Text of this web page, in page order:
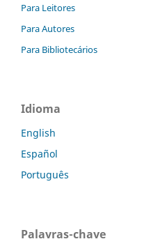
Para Leitores
Para Autores
Para Bibliotecários
Idioma
English
Español
Português
Palavras-chave